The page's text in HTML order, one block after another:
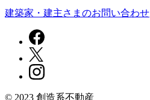
建築家・建主さまのお問い合わせ
© 2023 創造系不動産